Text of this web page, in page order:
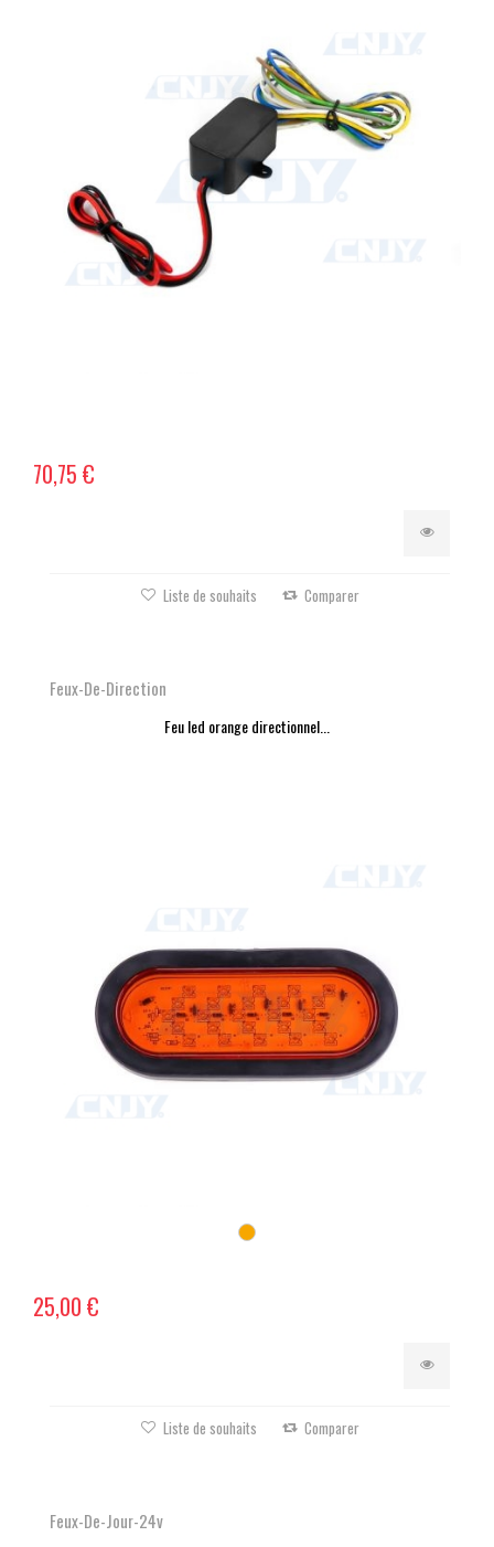
70,75 €
Liste de souhaits Comparer
Feux-De-Direction
Feu led orange directionnel...
25,00 €
Liste de souhaits Comparer
Feux-De-Jour-24v